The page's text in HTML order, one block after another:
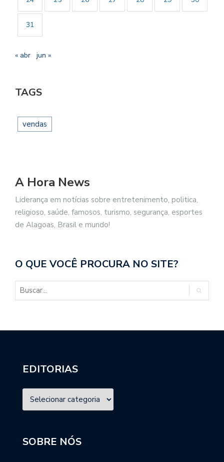
31
« abr jun »
TAGS
vendas
A Hora News
Liderança em notícias sobre entretenimento, politica,
religioso, saúde, famosos, turismo, segurança, esportes
de Alagoas, Brasil e mundo!
O QUE VOCÊ PROCURA NO SITE?
EDITORIAS
SOBRE NÓS